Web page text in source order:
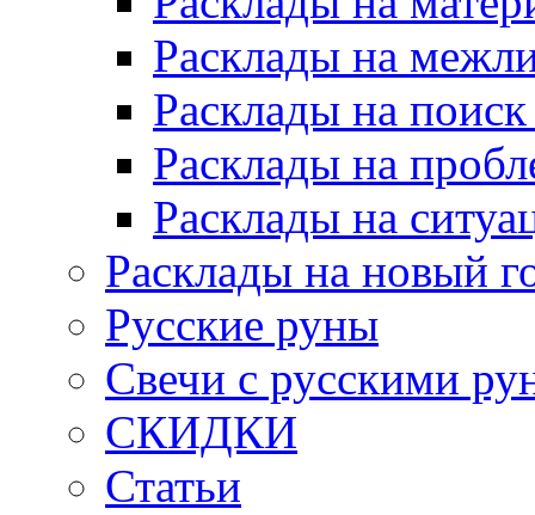
Расклады на
Расклады на
Расклады на
Расклады на
Расклады на новый
Русские руны
Свечи с русскими
СКИДКИ
Статьи